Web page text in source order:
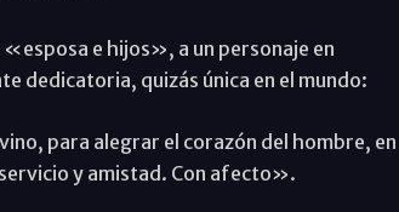
e hijos», a un personaje en
dedicatoria, quizás única en el mundo:
para alegrar el corazón del hombre, en
y amistad. Con afecto».